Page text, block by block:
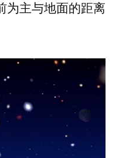
为主与地面的距离